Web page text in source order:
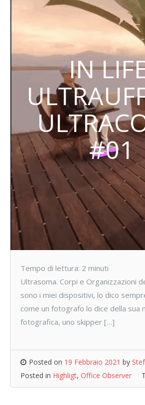
IN
#01
Tempo di lettura: 2 minuti
Ultrasoma. Corpi e Organizzazioni
sono i miei dispositivi, lo dico
come un fotografo lo dice della sua
fotografica, uno skipper […]
Posted on 19 Febbraio 2021 by
Posted in Highligt, Office Observer